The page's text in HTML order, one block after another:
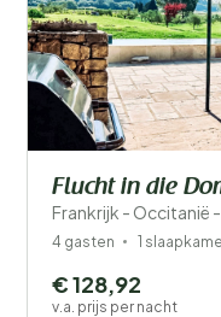
Flucht in die
Frankrijk - Occitanië
4 gasten 1
€ 128,92
v.a. prijs per nacht